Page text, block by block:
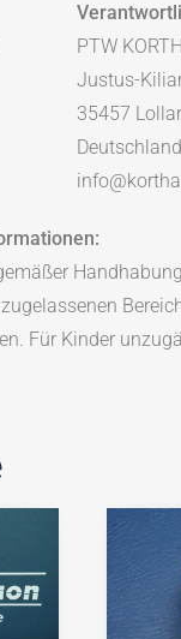
PTW
Justus-
35457 Lollar
Deutschland
Für Kinder